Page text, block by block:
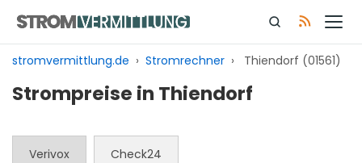
Inhalt
springen
stromvermittlung.de › Stromrechner › Thiendorf (01561)
Strompreise in Thiendorf
Verivox Check24